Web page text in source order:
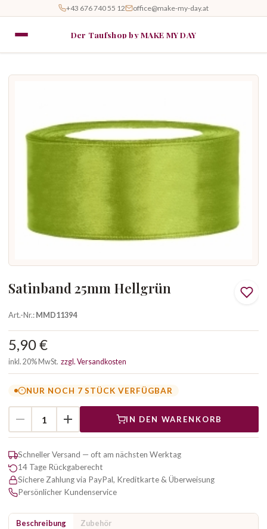
+43 676 740 55 12 office@make-my-day.at
Der Taufshop by MAKE MY DAY
Satinband 25mm Hellgrün
Art.-Nr.:MMD11394
5,90 €
inkl. 20% MwSt. zzgl. Versandkosten
NUR NOCH 7 STÜCK VERFÜGBAR
IN DEN WARENKORB
Schneller Versand — oft am nächsten Werktag
14 Tage Rückgaberecht
Sichere Zahlung via PayPal, Kreditkarte & Überweisung
Persönlicher Kundenservice
Beschreibung Zubehör